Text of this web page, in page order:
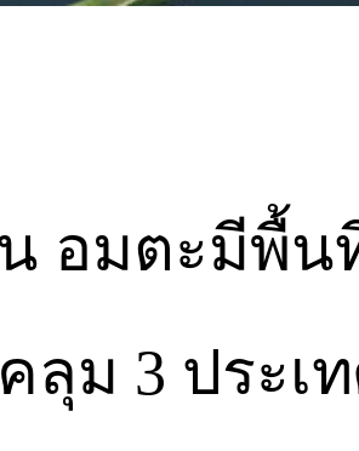
อมตะมีพื้น
ลุม 3 ประเ